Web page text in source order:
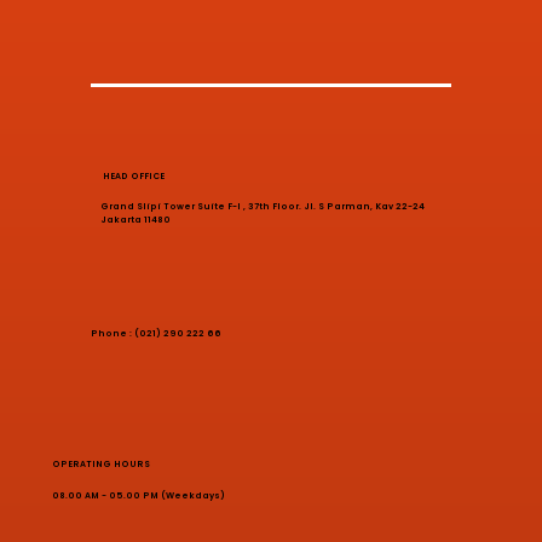
HEAD OFFICE
Grand Slipi Tower Suite F-I , 37th Floor. Jl. S Parman, Kav 22-24
Jakarta 11480
Phone : (021) 290 222 66
OPERATING HOURS
08.00 AM - 05.00 PM (Weekdays)